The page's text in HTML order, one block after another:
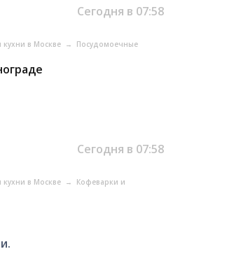
Сегодня в 07:58
кухни в Москве → Посудомоечные
Сегодня в 07:58
кухни в Москве → Кофеварки и